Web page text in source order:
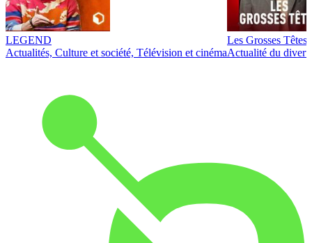
LEGEND
Actualités, Culture et société, Télévision et cinéma
Les Grosses Têtes
Actualité du